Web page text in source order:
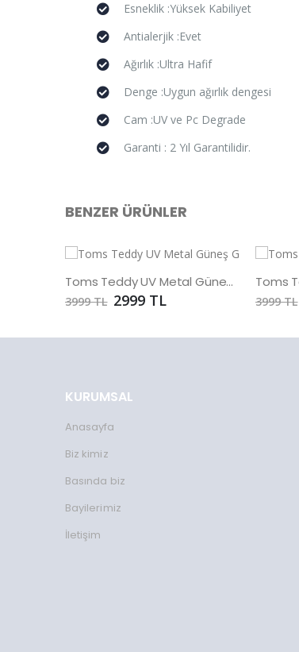
Esneklik :Yüksek Kabiliyet
Antialerjik :Evet
Ağırlık :Ultra Hafif
Denge :Uygun ağırlık dengesi
Cam :UV ve Pc Degrade
Garanti : 2 Yıl Garantilidir.
BENZER ÜRÜNLER
Toms Teddy UV Metal Güneş Gözlüğü
3999 TL 2999 TL 3999 TL
KURUMSAL
Anasayfa
Biz kimiz
Basında biz
Bayilerimiz
İletişim